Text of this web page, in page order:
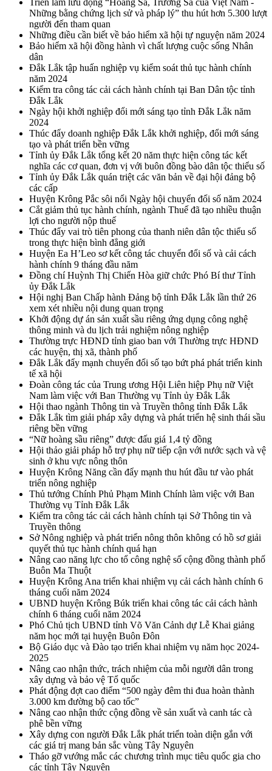
Triển lãm lưu động “Hoàng Sa, Trường Sa của Việt Nam -
Những bằng chứng lịch sử và pháp lý” thu hút hơn 5.300 lượt
người đến tham quan
Những điều cần biết về bảo hiểm xã hội tự nguyện năm 2024
Bảo hiểm xã hội đồng hành vì chất lượng cuộc sống Nhân
dân
Đắk Lắk tập huấn nghiệp vụ kiểm soát thủ tục hành chính
năm 2024
Kiểm tra công tác cải cách hành chính tại Ban Dân tộc tỉnh
Đắk Lắk
Ngày hội khởi nghiệp đổi mới sáng tạo tỉnh Đắk Lắk năm
2024
Thúc đẩy doanh nghiệp Đắk Lắk khởi nghiệp, đổi mới sáng
tạo và phát triển bền vững
Tỉnh ủy Đắk Lắk tổng kết 20 năm thực hiện công tác kết
nghĩa các cơ quan, đơn vị với buôn đồng bào dân tộc thiểu số
Tỉnh ủy Đắk Lắk quán triệt các văn bản về đại hội đảng bộ
các cấp
Huyện Krông Pắc sôi nổi Ngày hội chuyển đổi số năm 2024
Cắt giảm thủ tục hành chính, ngành Thuế đã tạo nhiều thuận
lợi cho người nộp thuế
Thúc đẩy vai trò tiên phong của thanh niên dân tộc thiểu số
trong thực hiện bình đẳng giới
Huyện Ea H’Leo sơ kết công tác chuyển đổi số và cải cách
hành chính 9 tháng đầu năm
Đồng chí Huỳnh Thị Chiến Hòa giữ chức Phó Bí thư Tỉnh
ủy Đắk Lắk
Hội nghị Ban Chấp hành Đảng bộ tỉnh Đắk Lắk lần thứ 26
xem xét nhiều nội dung quan trọng
Khởi động dự án sản xuất sầu riêng ứng dụng công nghệ
thông minh và du lịch trải nghiệm nông nghiệp
Thường trực HĐND tỉnh giao ban với Thường trực HĐND
các huyện, thị xã, thành phố
Đắk Lắk đẩy mạnh chuyển đổi số tạo bứt phá phát triển kinh
tế xã hội
Đoàn công tác của Trung ương Hội Liên hiệp Phụ nữ Việt
Nam làm việc với Ban Thường vụ Tỉnh ủy Đắk Lắk
Hội thao ngành Thông tin và Truyền thông tỉnh Đắk Lắk
Đắk Lắk tìm giải pháp xây dựng và phát triển hệ sinh thái sầu
riêng bền vững
“Nữ hoàng sầu riêng” được đấu giá 1,4 tỷ đồng
Hội thảo giải pháp hỗ trợ phụ nữ tiếp cận với nước sạch và vệ
sinh ở khu vực nông thôn
Huyện Krông Năng cần đẩy mạnh thu hút đầu tư vào phát
triển nông nghiệp
Thủ tướng Chính Phủ Phạm Minh Chính làm việc với Ban
Thường vụ Tỉnh Đắk Lắk
Kiểm tra công tác cải cách hành chính tại Sở Thông tin và
Truyền thông
Sở Nông nghiệp và phát triển nông thôn không có hồ sơ giải
quyết thủ tục hành chính quá hạn
Nâng cao năng lực cho tổ công nghệ số cộng đồng thành phố
Buôn Ma Thuột
Huyện Krông Ana triển khai nhiệm vụ cải cách hành chính 6
tháng cuối năm 2024
UBND huyện Krông Búk triển khai công tác cải cách hành
chính 6 tháng cuối năm 2024
Phó Chủ tịch UBND tỉnh Võ Văn Cảnh dự Lễ Khai giảng
năm học mới tại huyện Buôn Đôn
Bộ Giáo dục và Đào tạo triển khai nhiệm vụ năm học 2024-
2025
Nâng cao nhận thức, trách nhiệm của mỗi người dân trong
xây dựng và bảo vệ Tổ quốc
Phát động đợt cao điểm “500 ngày đêm thi đua hoàn thành
3.000 km đường bộ cao tốc”
Nâng cao nhận thức cộng đồng về sản xuất và canh tác cà
phê bền vững
Xây dựng con người Đắk Lắk phát triển toàn diện gắn với
các giá trị mang bản sắc vùng Tây Nguyên
Tháo gỡ vướng mắc các chương trình mục tiêu quốc gia cho
các tỉnh Tây Nguyên